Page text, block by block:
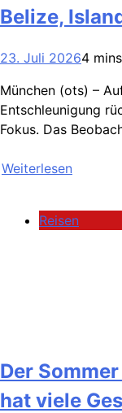
Belize,
23. Juli 20264 mins
München (ots) –
Entschleunigung
Fokus. Das
Weiterlesen
Reisen
Der
hat viele